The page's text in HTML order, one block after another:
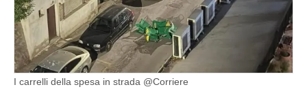
I carrelli della spesa in strada @Corriere